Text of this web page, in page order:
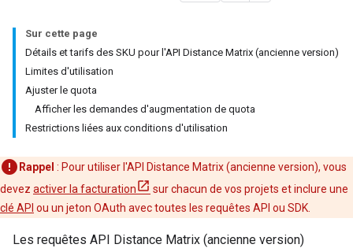
Sur cette page
Détails et tarifs des SKU pour l'API Distance Matrix (ancienne version)
Limites d'utilisation
Ajuster le quota
Afficher les demandes d'augmentation de quota
Restrictions liées aux conditions d'utilisation
Rappel : Pour utiliser l'API Distance Matrix (ancienne version), vous
devez activer la facturation
sur chacun de vos projets et inclure une
clé API ou un jeton OAuth avec toutes les requêtes API ou SDK.
Les requêtes API Distance Matrix (ancienne version)